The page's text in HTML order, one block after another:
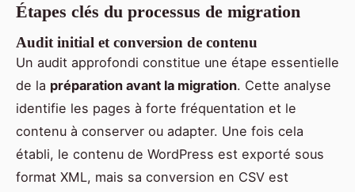
Étapes clés du processus de migration
Audit initial et conversion de contenu
Un audit approfondi constitue une étape essentielle
de la préparation avant la migration. Cette analyse
identifie les pages à forte fréquentation et le
contenu à conserver ou adapter. Une fois cela
établi, le contenu de WordPress est exporté sous
format XML, mais sa conversion en CSV est